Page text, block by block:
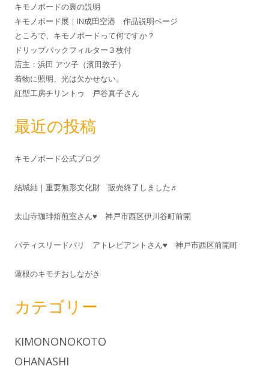
キモノボードの裏の説明
キモノボード展｜IN成田空港 作品説明ページ
ところで、キモノボードって何ですか？
ドリップパックフィルター３枚付
店主：浜田 アツ子（濱田敦子）
着物に照明、光は欠かせない。
紅型工房チリントゥ 戸谷真子さん
最近の投稿
キモノボード公式ブログ
結城紬｜重要無形文化財 販売終了しました♬
太山寺珈琲焙煎室さん♥ 神戸市西区伊川谷町前開
パティスリードパリ アトレビアントさん♥ 神戸市西区前開町
蓮根のキモチおしながき
カテゴリー
KIMONONOKOTO
OHANASHI